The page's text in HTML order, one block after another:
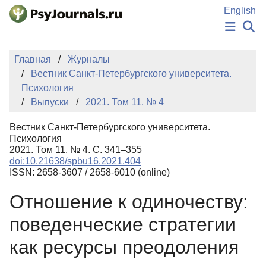
Перейти к основному содержанию
English
НОВОСТИ
ИЗДАНИЯ
АВТОРЫ
БАЗА ЗНАНИЙ
КЛЮЧЕВЫЕ СЛОВА
Регистрация
Главная
Журналы
Вестник Санкт-Петербургского университета.
Психология
Выпуски
2021. Том 11. № 4
Вестник Санкт-Петербургского университета.
Психология
2021. Том 11. № 4. С. 341–355
doi:10.21638/spbu16.2021.404
ISSN: 2658-3607 / 2658-6010 (online)
Отношение к одиночеству:
поведенческие стратегии
как ресурсы преодоления